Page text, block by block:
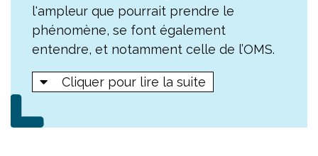
l'ampleur que pourrait prendre le
phénomène, se font également
entendre, et notamment celle de l’OMS.
Cliquer pour lire la suite